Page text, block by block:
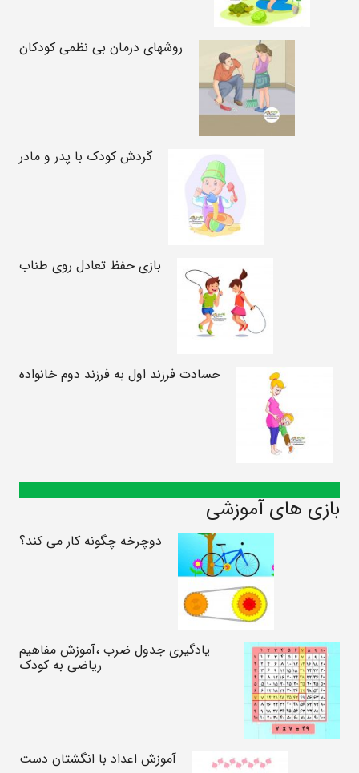
روشهای درمان بی نظمی کودکان
گردش کودک با پدر و مادر
بازی حفظ تعادل روی طناب
حسادت فرزند اول به فرزند دوم خانواده
بازی های آموزشی
دوچرخه چگونه کار می کند؟
یادگیری جدول ضرب ،آموزش مفاهیم
ریاضی به کودک
آموزش اعداد با انگشتان دست